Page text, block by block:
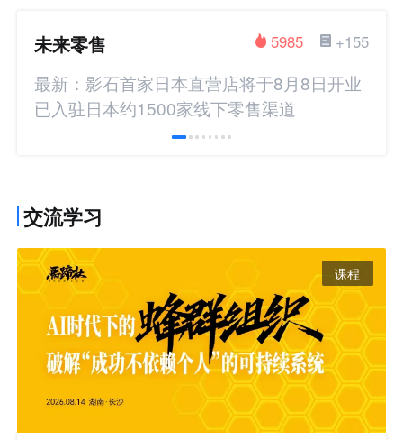
未来零售 +155
5985
最新：影石首家日本直营店将于8月8日开业
已入驻日本约1500家线下零售渠道
交流学习
课程